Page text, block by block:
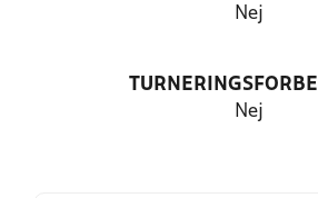
Nej
Nej